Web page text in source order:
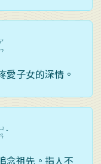
ㄕ
愛子女的深情。
ㄢ ˇ
念祖先。指人不